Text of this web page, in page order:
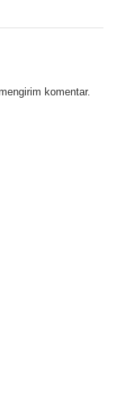
komentar.